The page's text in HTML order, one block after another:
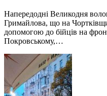
Напередодні Великодня
Гримайлова, що на
допомогою до бійців на
Покровському,…